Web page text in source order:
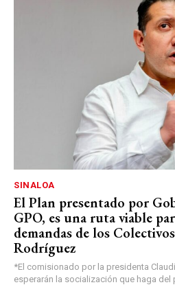
SINALOA
El Plan presentado por
GPO, es una ruta viable
demandas de los
Rodríguez
*El comisionado por la presidenta
esperarán la socialización que haga del